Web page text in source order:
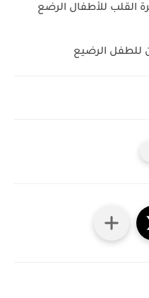
القلب للأطفال الرضع
للطفل الرضيع